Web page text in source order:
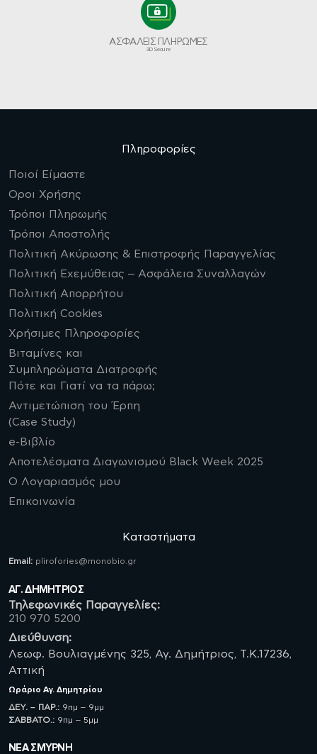
ΑΣΦΑΛΕΙΣ ΠΛΗΡΩΜΕΣ
3D Secure
Πληροφορίες
Ποιοί Είμαστε
Οροι Χρήσης
Τρόποι Πληρωμής
Τρόποι Αποστολής
Πολιτική Ακύρωσης & Επιστροφής Παραγγελίας
Πολιτική Εχεμύθειας – Ασφάλεια Συναλλαγών
Πολιτική Απορρήτου
Πολιτική Cookies
Χρήσιμες Πληροφορίες
Βιταμίνες και
Συμπληρώματα Διατροφής
Πότε και Γιατί να τα πάρω;
Αντιμετώπιση του Έρπη
(Case Study)
e-Βιβλίο
Αποτελέσματα Διαγωνισμού Black Week 2025
Ο Λογαριασμός μου
Επικοινωνία
Καταστήματα
Email: plirofories@monobio.gr
ΑΓ. ΔΗΜΗΤΡΙΟΣ
Τηλεφωνικές Παραγγελίες:
210 970 5200
Διεύθυνση:
Λεωφ. Βουλιαγμένης 325, Αγ. Δημήτριος, Τ.Κ.17236,
Αττική
Ωράριο Αγ. Δημητρίου
ΔΕΥ. – ΠΑΡ.: 9πμ – 9μμ
ΣΑΒBATO.: 9πμ – 5μμ
ΝΈΑ ΣΜΥΡΝΗ